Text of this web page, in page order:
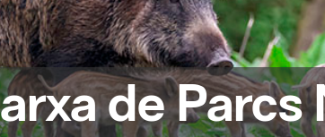
de Parcs